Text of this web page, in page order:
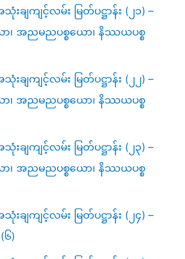
ချကျင့်လမ်း မြတ်ပဋ္ဌာန်း (၂၁) –
၊ အညမညပစ္စယော၊ နိဿယပစ္စ
ချကျင့်လမ်း မြတ်ပဋ္ဌာန်း (၂၂) –
၊ အညမညပစ္စယော၊ နိဿယပစ္စ
ချကျင့်လမ်း မြတ်ပဋ္ဌာန်း (၂၃) –
၊ အညမညပစ္စယော၊ နိဿယပစ္စ
ချကျင့်လမ်း မြတ်ပဋ္ဌာန်း (၂၄) –
၆)